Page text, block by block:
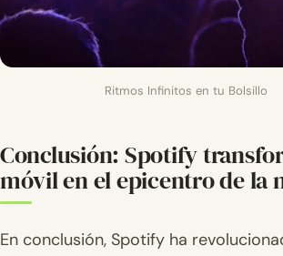
Ritmos Infinitos en tu Bolsillo
Conclusión: Spotify
móvil en el epicentro de la
En conclusión, Spotify ha